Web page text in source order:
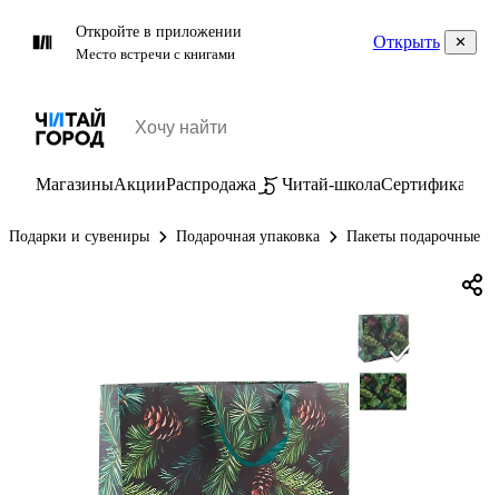
Откройте в приложении
Место встречи с книгами
Открыть
МагазиныАкцииРаспродажа Читай-школаСертификаты
Подарки и сувениры Подарочная упаковка Пакеты подарочные